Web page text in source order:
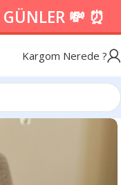
💸 ⏰
Kargom Nerede ?